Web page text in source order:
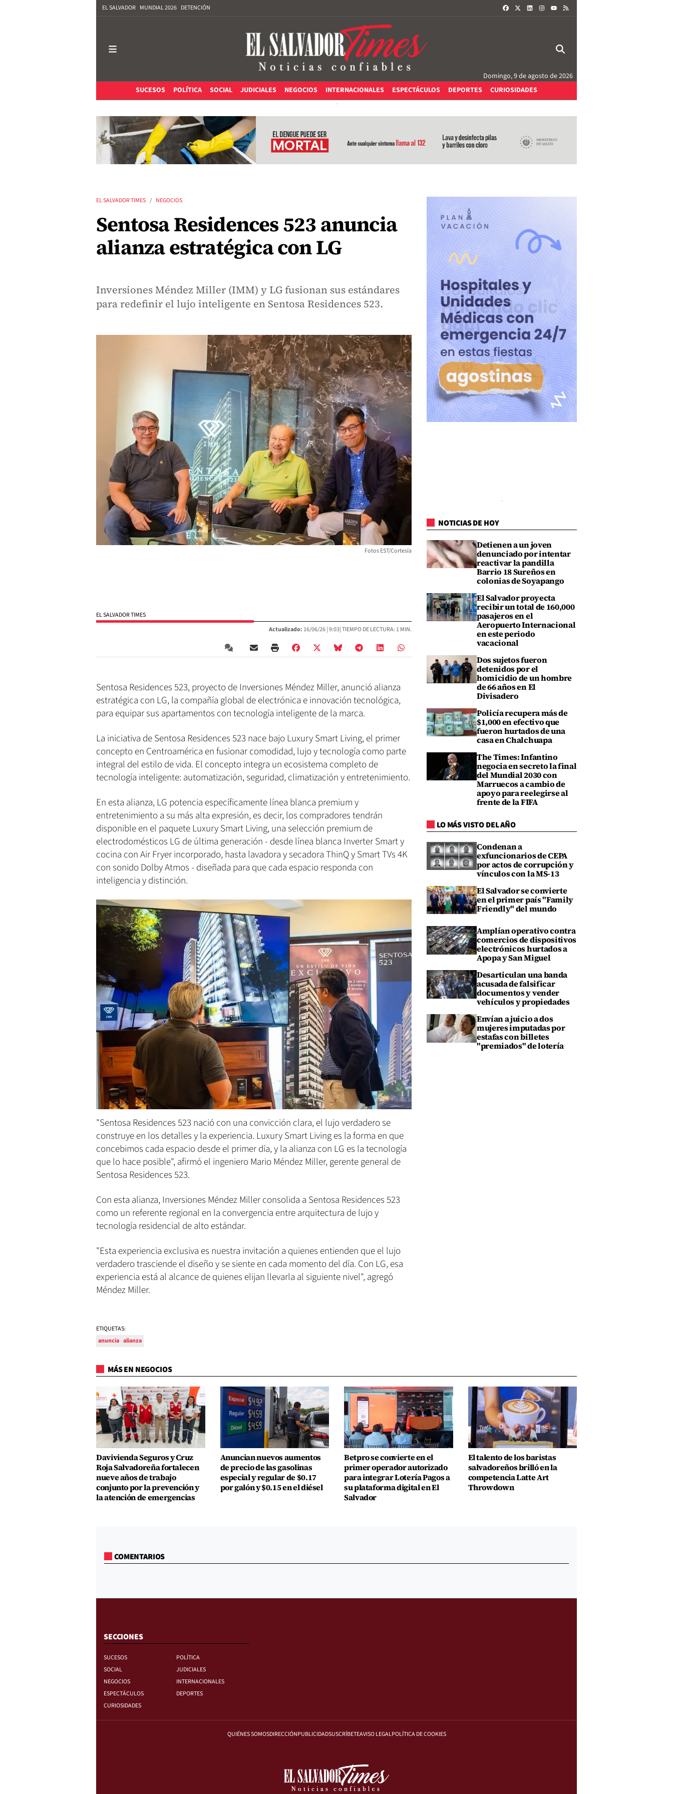
EL SALVADOR MUNDIAL 2026 DETENCIÓN FACEBOOKLINKEDININSTAGRAM
Domingo, 9 de agosto de 2026
SUCESOS
POLÍTICA SOCIAL JUDICIALES NEGOCIOS INTERNACIONALES ESPECTÁCULOS DEPORTES CURIOSIDADES
EL SALVADOR TIMES NEGOCIOS
Sentosa Residences 523 anuncia
alianza estratégica con LG
Inversiones Méndez Miller (IMM) y LG fusionan sus estándares
para redefinir el lujo inteligente en Sentosa Residences 523.
Fotos EST/Cortesía
EL SALVADOR TIMES
Actualizado: 16/06/26 |9:03| TIEMPO DE LECTURA: 1 MIN.
Sentosa Residences 523, proyecto de Inversiones Méndez Miller, anunció alianza
estratégica con LG, la compañía global de electrónica e innovación tecnológica,
para equipar sus apartamentos con tecnología inteligente de la marca.
La iniciativa de Sentosa Residences 523 nace bajo Luxury Smart Living, el primer
concepto en Centroamérica en fusionar comodidad, lujo y tecnología como parte
integral del estilo de vida. El concepto integra un ecosistema completo de
tecnología inteligente: automatización, seguridad, climatización y entretenimiento.
En esta alianza, LG potencia específicamente línea blanca premium y
entretenimiento a su más alta expresión, es decir, los compradores tendrán
disponible en el paquete Luxury Smart Living, una selección premium de
electrodomésticos LG de última generación - desde línea blanca Inverter Smart y
cocina con Air Fryer incorporado, hasta lavadora y secadora ThinQ y Smart TVs 4K
con sonido Dolby Atmos - diseñada para que cada espacio responda con
inteligencia y distinción.
"Sentosa Residences 523 nació con una convicción clara, el lujo verdadero se
construye en los detalles y la experiencia. Luxury Smart Living es la forma en que
concebimos cada espacio desde el primer día, y la alianza con LG es la tecnología
que lo hace posible", afirmó el ingeniero Mario Méndez Miller, gerente general de
Sentosa Residences 523.
Con esta alianza, Inversiones Méndez Miller consolida a Sentosa Residences 523
como un referente regional en la convergencia entre arquitectura de lujo y
tecnología residencial de alto estándar.
"Esta experiencia exclusiva es nuestra invitación a quienes entienden que el lujo
verdadero trasciende el diseño y se siente en cada momento del día. Con LG, esa
experiencia está al alcance de quienes elijan llevarla al siguiente nivel", agregó
Méndez Miller.
ETIQUETAS:
anuncia alianza
NOTICIAS DE HOY
Detienen a un joven
denunciado por intentar
reactivar la pandilla
Barrio 18 Sureños en
colonias de Soyapango
El Salvador proyecta
recibir un total de 160,000
pasajeros en el
Aeropuerto Internacional
en este periodo
vacacional
Dos sujetos fueron
detenidos por el
homicidio de un hombre
de 66 años en El
Divisadero
Policía recupera más de
$1,000 en efectivo que
fueron hurtados de una
casa en Chalchuapa
The Times: Infantino
negocia en secreto la final
del Mundial 2030 con
Marruecos a cambio de
apoyo para reelegirse al
frente de la FIFA
LO MÁS VISTO DEL AÑO
Condenan a
exfuncionarios de CEPA
por actos de corrupción y
vínculos con la MS-13
El Salvador se convierte
en el primer país "Family
Friendly" del mundo
Amplían operativo contra
comercios de dispositivos
electrónicos hurtados a
Apopa y San Miguel
Desarticulan una banda
acusada de falsificar
documentos y vender
vehículos y propiedades
Envían a juicio a dos
mujeres imputadas por
estafas con billetes
"premiados" de lotería
MÁS EN NEGOCIOS
Davivienda Seguros y Cruz
Roja Salvadoreña fortalecen
nueve años de trabajo
conjunto por la prevención y
la atención de emergencias
Anuncian nuevos aumentos
de precio de las gasolinas
especial y regular de $0.17
por galón y $0.15 en el diésel
Betpro se convierte en el
primer operador autorizado
para integrar Lotería Pagos a
su plataforma digital en El
Salvador
El talento de los baristas
salvadoreños brilló en la
competencia Latte Art
Throwdown
COMENTARIOS
SECCIONES
SUCESOS
POLÍTICA
SOCIAL
JUDICIALES
NEGOCIOS
INTERNACIONALES
ESPECTÁCULOS
DEPORTES
CURIOSIDADES
QUIÉNES SOMOSDIRECCIÓNPUBLICIDADSUSCRÍBETEAVISO LEGALPOLÍTICA DE COOKIES